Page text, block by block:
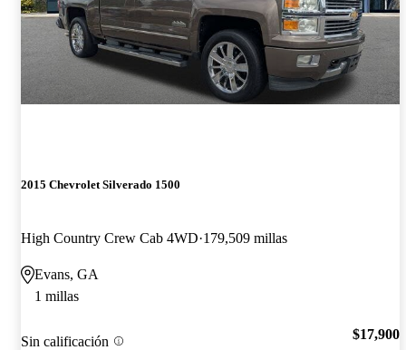
2015 Chevrolet Silverado 1500
High Country Crew Cab 4WD 179,509 millas
Evans, GA
1 millas
Sin calificación $17,900